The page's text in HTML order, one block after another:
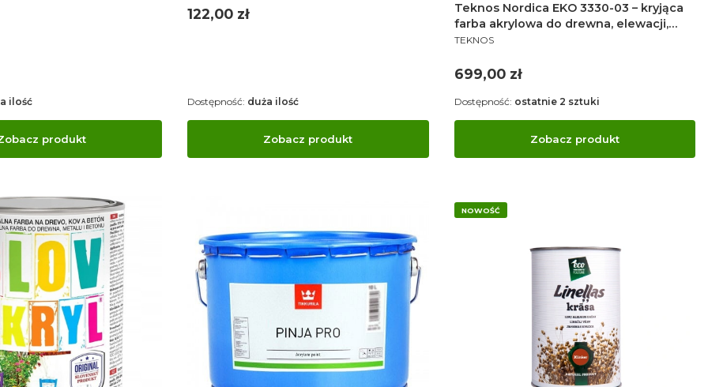
produkt
ilość
Cena
122,00 zł
Zobacz produkt
Dostępność: duża ilość
Teknos Nordica EKO 3330-03 – kryjąca
farba akrylowa do drewna, elewacji,
ogrodzeń i altan
PRODUCENT
TEKNOS
Cena
699,00 zł
Zobacz produkt
Dostępność: ostatnie 2 sztuki
NOWOŚĆ